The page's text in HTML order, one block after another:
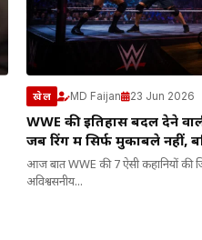
खेल MD Faijan 23 Jun 2026
WWE की इतिहास बदल देने
जब रिंग में सिर्फ मुकाबले नहीं,
आज बात WWE की 7 ऐसी कहानियों की
अविश्वसनीय...